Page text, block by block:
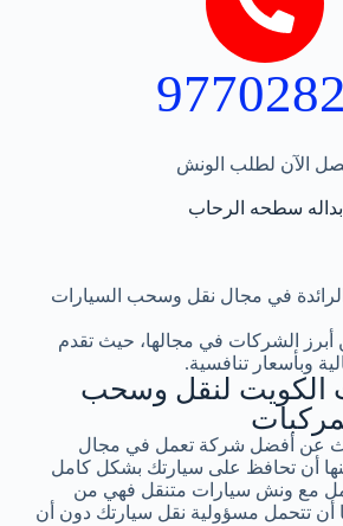
الآن لطلب الونش
بداله سطحه الرحاب
في مجال نقل وسحب السيارات
أبرز الشركات في مجالها، حيث تقدم
وبأسعار تنافسية.
الكويت لنقل وسحب
عن أفضل شركة تعمل في مجال
أن تحافظ على سيارتك بشكل كامل
مع ونش سيارات متنقل فهي من
أن تتحمل مسؤولية نقل سيارتك دون أن